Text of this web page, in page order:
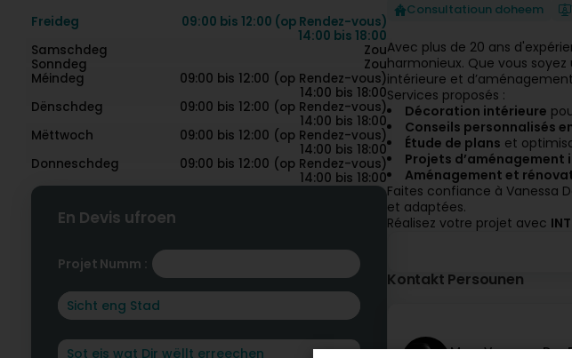
Freideg
09:00 bis 12:00 (op Rendez-vous)
14:00 bis 18:00
Samschdeg
Zou
Sonndeg
Zou
Méindeg
09:00 bis 12:00 (op Rendez-vous)
14:00 bis 18:00
Dënschdeg
09:00 bis 12:00 (op Rendez-vous)
14:00 bis 18:00
Mëttwoch
09:00 bis 12:00 (op Rendez-vous)
14:00 bis 18:00
Donneschdeg
09:00 bis 12:00 (op Rendez-vous)
14:00 bis 18:00
En Devis ufroen
Projet Numm :
Consultatioun doheem
Avec plus de 20 ans
harmonieux. Que vous
intérieure et
Services proposés :
Décoration intérieure
Conseils personnalisés
Étude de plans et
Projets d’aménagement
Aménagement et
Faites confiance à Vanessa
et adaptées.
Réalisez votre projet avec
Kontakt Persounen
Mme Vanessa Da-